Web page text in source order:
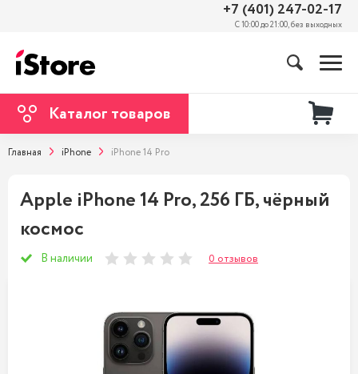
+7 (401) 247-02-17
С 10:00 до 21:00, без выходных
Каталог товаров
Главная iPhone iPhone 14 Pro
Apple iPhone 14 Pro, 256 ГБ, чёрный
космос
В наличии 0 отзывов